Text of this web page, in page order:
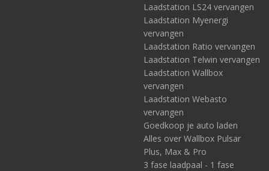
Laadstation LS24 vervangen
Laadstation Myenergi
vervangen
Laadstation Ratio vervangen
Laadstation Telwin vervangen
Laadstation Wallbox
vervangen
Laadstation Webasto
vervangen
Goedkoop je auto laden
Alles over Wallbox Pulsar
Plus, Max & Pro
3 fase laadpaal - 1 fase